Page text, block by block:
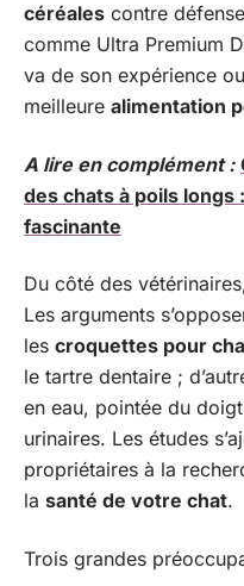
céréales contre
comme Ultra Premium
va de son expérience
meilleure alimentation
A lire en complément :
des chats à poils
fascinante
Du côté des
Les arguments
les croquettes pour
le tartre dentaire ;
en eau, pointée du
urinaires. Les études
propriétaires à la
la santé de votre chat.
Trois grandes